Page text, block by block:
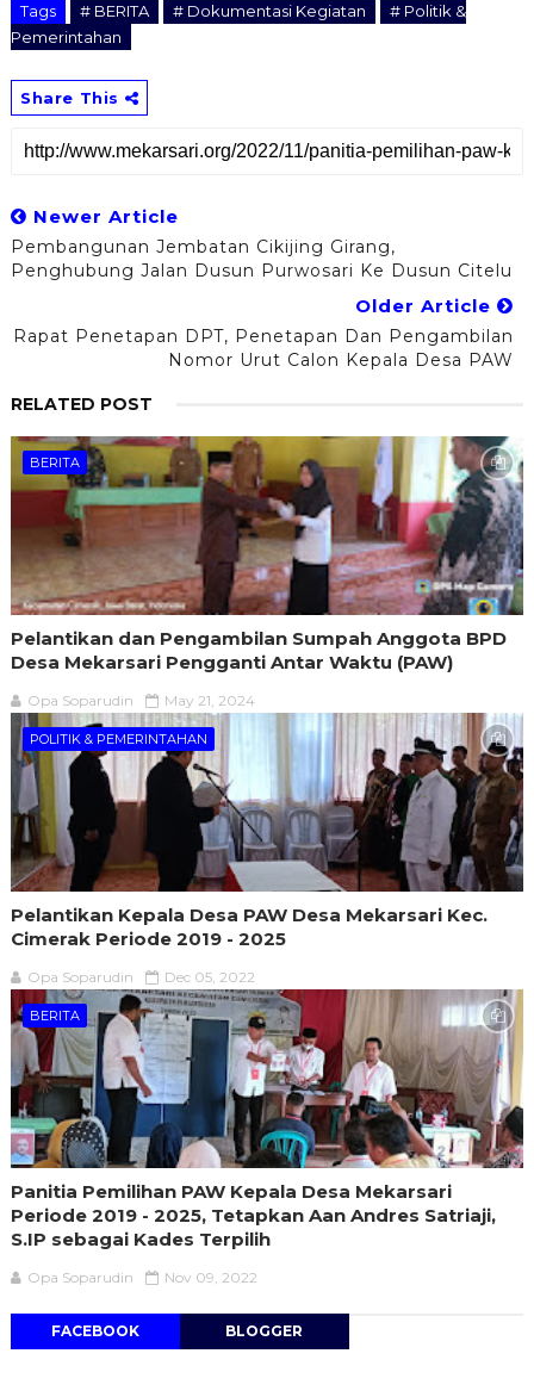
Tags # BERITA # Dokumentasi Kegiatan
# Politik &
Pemerintahan
Share This
Newer Article
Pembangunan Jembatan Cikijing Girang,
Penghubung Jalan Dusun Purwosari Ke Dusun Citelu
Older Article
Rapat Penetapan DPT, Penetapan Dan Pengambilan
Nomor Urut Calon Kepala Desa PAW
RELATED POST
BERITA
Pelantikan dan Pengambilan Sumpah Anggota BPD
Desa Mekarsari Pengganti Antar Waktu (PAW)
Opa Soparudin May 21, 2024
POLITIK & PEMERINTAHAN
Pelantikan Kepala Desa PAW Desa Mekarsari Kec.
Cimerak Periode 2019 - 2025
Opa Soparudin Dec 05, 2022
BERITA
Panitia Pemilihan PAW Kepala Desa Mekarsari
Periode 2019 - 2025, Tetapkan Aan Andres Satriaji,
S.IP sebagai Kades Terpilih
Opa Soparudin Nov 09, 2022
FACEBOOK BLOGGER